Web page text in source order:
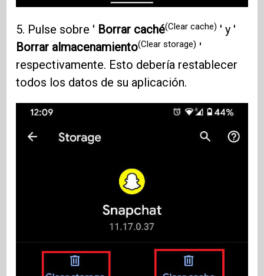
5. Pulse sobre ' Borrar caché(Clear cache) ' y '
Borrar almacenamiento(Clear storage) '
respectivamente. Esto debería restablecer
todos los datos de su aplicación.